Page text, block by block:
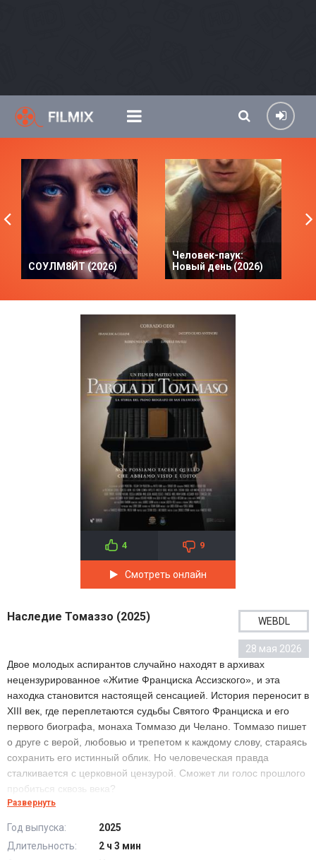
СОУЛМ8ЙТ (2026)
Человек-паук:
Новый день (2026)
4 9
Смотреть онлайн
Наследие Томаззо (2025) WEBDL
28 мая 2026
Двое молодых аспирантов случайно находят в архивах
нецензурированное «Житие Франциска Ассизского», и эта
находка становится настоящей сенсацией. История переносит в
XIII век, где переплетаются судьбы Святого Франциска и его
первого биографа, монаха Томмазо ди Челано. Томмазо пишет
о друге с верой, любовью и трепетом к каждому слову, стараясь
сохранить его истинный облик. Но человеческая правда
сталкивается с церковной цензурой. Сможет ли голос прошлого
пробиться сквозь века?
Наследие Томаззо (2025) в хорошем качестве HD
Развернуть
Год выпуска:
2025
Длительность:
2 ч 3 мин